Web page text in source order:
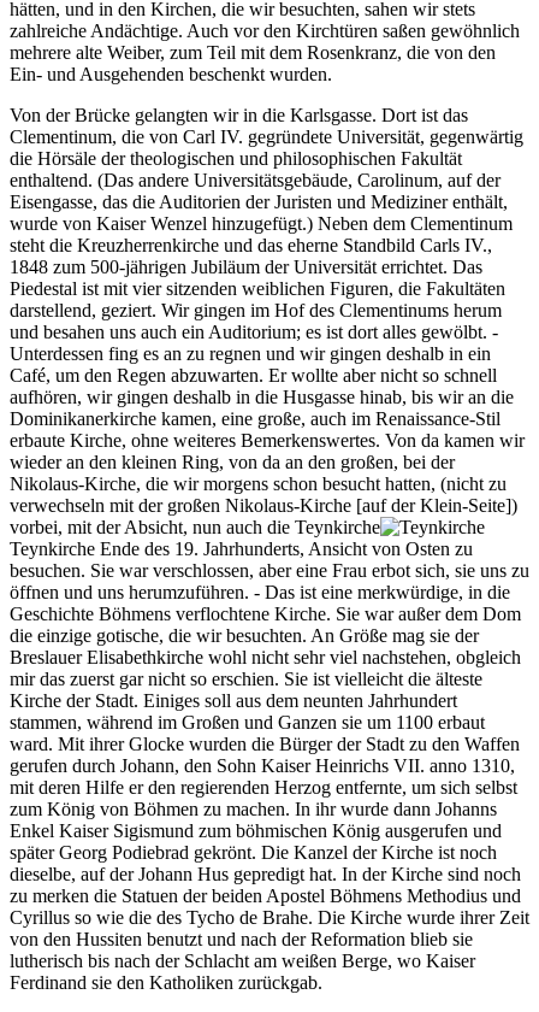
hätten, und in den Kirchen, die wir besuchten, sahen wir stets
zahlreiche Andächtige. Auch vor den Kirchtüren saßen gewöhnlich
mehrere alte Weiber, zum Teil mit dem Rosenkranz, die von den
Ein- und Ausgehenden beschenkt wurden.
Von der Brücke gelangten wir in die Karlsgasse. Dort ist das
Clementinum, die von Carl IV. gegründete Universität, gegenwärtig
die Hörsäle der theologischen und philosophischen Fakultät
enthaltend. (Das andere Universitätsgebäude, Carolinum, auf der
Eisengasse, das die Auditorien der Juristen und Mediziner enthält,
wurde von Kaiser Wenzel hinzugefügt.) Neben dem Clementinum
steht die Kreuzherrenkirche und das eherne Standbild Carls IV.,
1848 zum 500-jährigen Jubiläum der Universität errichtet. Das
Piedestal ist mit vier sitzenden weiblichen Figuren, die Fakultäten
darstellend, geziert. Wir gingen im Hof des Clementinums herum
und besahen uns auch ein Auditorium; es ist dort alles gewölbt. -
Unterdessen fing es an zu regnen und wir gingen deshalb in ein
Café, um den Regen abzuwarten. Er wollte aber nicht so schnell
aufhören, wir gingen deshalb in die Husgasse hinab, bis wir an die
Dominikanerkirche kamen, eine große, auch im Renaissance-Stil
erbaute Kirche, ohne weiteres Bemerkenswertes. Von da kamen wir
wieder an den kleinen Ring, von da an den großen, bei der
Nikolaus-Kirche, die wir morgens schon besucht hatten, (nicht zu
verwechseln mit der großen Nikolaus-Kirche [auf der Klein-Seite])
vorbei, mit der Absicht, nun auch die Teynkirche
Teynkirche Ende des 19. Jahrhunderts, Ansicht von Osten zu
besuchen. Sie war verschlossen, aber eine Frau erbot sich, sie uns zu
öffnen und uns herumzuführen. - Das ist eine merkwürdige, in die
Geschichte Böhmens verflochtene Kirche. Sie war außer dem Dom
die einzige gotische, die wir besuchten. An Größe mag sie der
Breslauer Elisabethkirche wohl nicht sehr viel nachstehen, obgleich
mir das zuerst gar nicht so erschien. Sie ist vielleicht die älteste
Kirche der Stadt. Einiges soll aus dem neunten Jahrhundert
stammen, während im Großen und Ganzen sie um 1100 erbaut
ward. Mit ihrer Glocke wurden die Bürger der Stadt zu den Waffen
gerufen durch Johann, den Sohn Kaiser Heinrichs VII. anno 1310,
mit deren Hilfe er den regierenden Herzog entfernte, um sich selbst
zum König von Böhmen zu machen. In ihr wurde dann Johanns
Enkel Kaiser Sigismund zum böhmischen König ausgerufen und
später Georg Podiebrad gekrönt. Die Kanzel der Kirche ist noch
dieselbe, auf der Johann Hus gepredigt hat. In der Kirche sind noch
zu merken die Statuen der beiden Apostel Böhmens Methodius und
Cyrillus so wie die des Tycho de Brahe. Die Kirche wurde ihrer Zeit
von den Hussiten benutzt und nach der Reformation blieb sie
lutherisch bis nach der Schlacht am weißen Berge, wo Kaiser
Ferdinand sie den Katholiken zurückgab.